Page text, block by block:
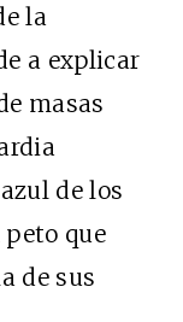
la
a explicar
masas
de los
que
de sus